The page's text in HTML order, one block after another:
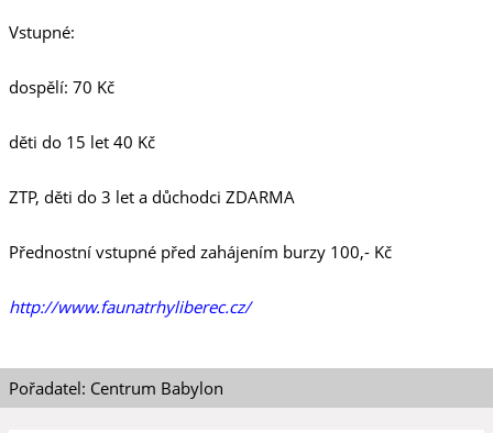
Vstupné:
dospělí: 70 Kč
děti do 15 let 40 Kč
ZTP, děti do 3 let a důchodci ZDARMA
Přednostní vstupné před zahájením burzy 100,- Kč
http://www.faunatrhyliberec.cz/
Pořadatel: Centrum Babylon